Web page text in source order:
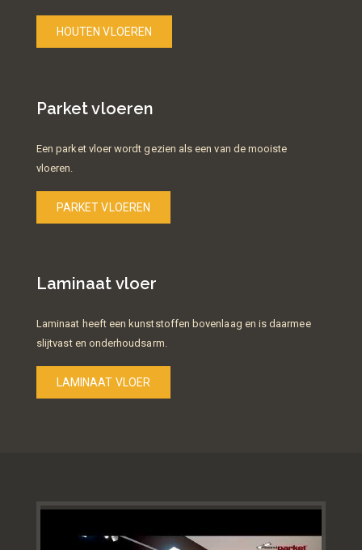
HOUTEN VLOEREN
Parket vloeren
Een parket vloer wordt gezien als een van de mooiste
vloeren.
PARKET VLOEREN
Laminaat vloer
Laminaat heeft een kunststoffen bovenlaag en is daarmee
slijtvast en onderhoudsarm.
LAMINAAT VLOER